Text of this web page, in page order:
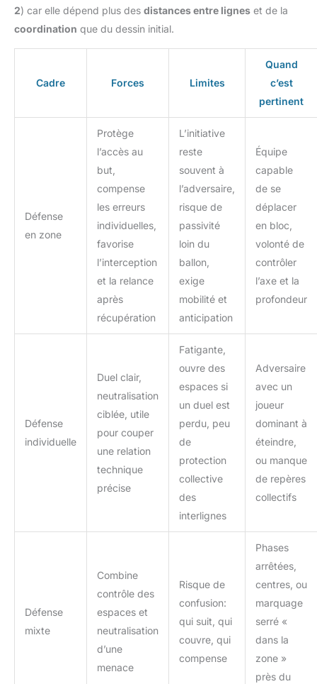
2) car elle dépend plus des distances entre lignes et de la
coordination que du dessin initial.
Cadre Forces Limites
Quand
c’est
pertinent
Défense
en zone
Protège
l’accès au
but,
compense
les erreurs
individuelles,
favorise
l’interception
et la relance
après
récupération
L’initiative
reste
souvent à
l’adversaire,
risque de
passivité
loin du
ballon,
exige
mobilité et
anticipation
Équipe
capable
de se
déplacer
en bloc,
volonté de
contrôler
l’axe et la
profondeur
Défense
individuelle
Duel clair,
neutralisation
ciblée, utile
pour couper
une relation
technique
précise
Fatigante,
ouvre des
espaces si
un duel est
perdu, peu
de
protection
collective
des
interlignes
Adversaire
avec un
joueur
dominant à
éteindre,
ou manque
de repères
collectifs
Défense
mixte
Combine
contrôle des
espaces et
neutralisation
d’une
menace
Risque de
confusion:
qui suit, qui
couvre, qui
compense
Phases
arrêtées,
centres, ou
marquage
serré «
dans la
zone »
près du